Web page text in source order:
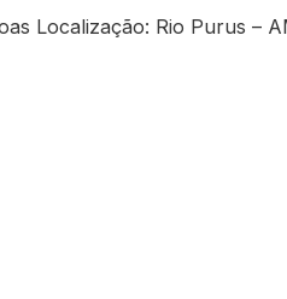
Localização: Rio Purus –